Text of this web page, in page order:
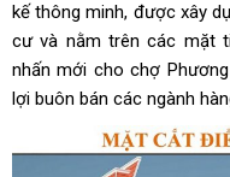
kế thông minh, được xây
cư và nằm trên các mặt
nhấn mới cho chợ
lợi buôn bán các ngành